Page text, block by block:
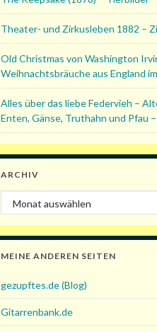
Theater- und Zirkusleben 1882 –
Old Christmas von Washington
Weihnachtsbräuche aus England
Alles über das liebe Federvieh –
Enten, Gänse, Truthahn und Pfau
ARCHIV
Archiv
MEINE ANDEREN SEITEN
gezupftes.de (Blog)
Gitarrenbank.de